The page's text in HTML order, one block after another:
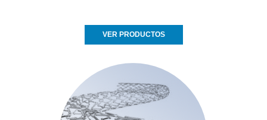
VER PRODUCTOS